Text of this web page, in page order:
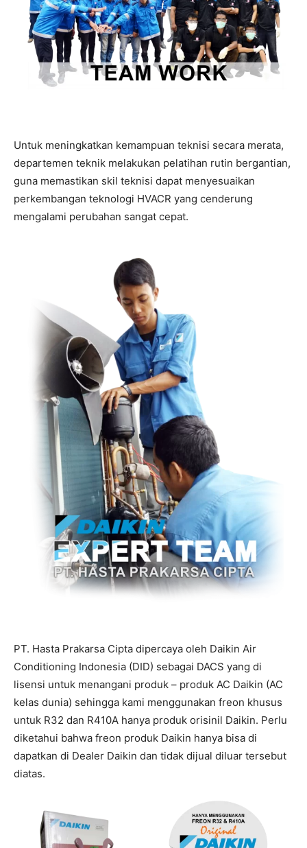
Untuk meningkatkan kemampuan teknisi secara merata,
departemen teknik melakukan pelatihan rutin bergantian,
guna memastikan skil teknisi dapat menyesuaikan
perkembangan teknologi HVACR yang cenderung
mengalami perubahan sangat cepat.
PT. Hasta Prakarsa Cipta dipercaya oleh Daikin Air
Conditioning Indonesia (DID) sebagai DACS yang di
lisensi untuk menangani produk – produk AC Daikin (AC
kelas dunia) sehingga kami menggunakan freon khusus
untuk R32 dan R410A hanya produk orisinil Daikin. Perlu
diketahui bahwa freon produk Daikin hanya bisa di
dapatkan di Dealer Daikin dan tidak dijual diluar tersebut
diatas.